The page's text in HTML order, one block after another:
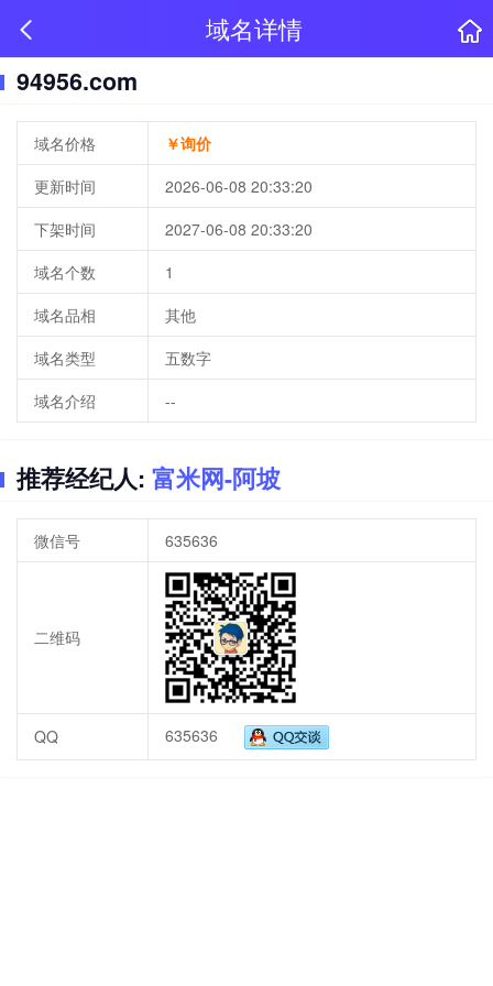
域名详情
94956.com
域名价格
￥询价
更新时间
2026-06-08 20:33:20
下架时间
2027-06-08 20:33:20
域名个数
1
域名品相
其他
域名类型
五数字
域名介绍
--
推荐经纪人: 富米网-阿坡
微信号 635636
二维码
QQ 635636